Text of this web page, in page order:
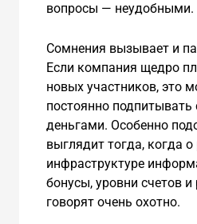
вопросы — неудобными.
Сомнения вызывает и
Если компания щедро
новых участников, это
постоянно
деньгами. Особенно
выглядит тогда, когда
инфраструктуре
бонусы, уровни счетов
говорят очень охотно.